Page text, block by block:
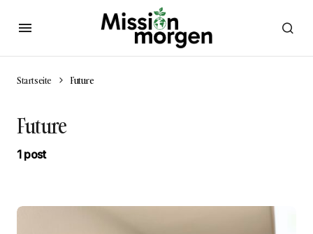
Startseite Future
Future
1 post